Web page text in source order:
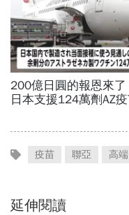
疫苗 聯亞 高端
延伸閱讀